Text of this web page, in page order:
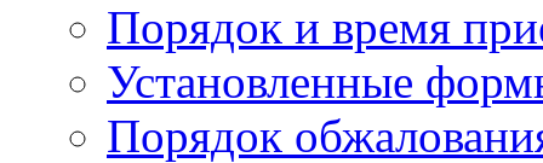
Порядок и время
Установленные
Порядок